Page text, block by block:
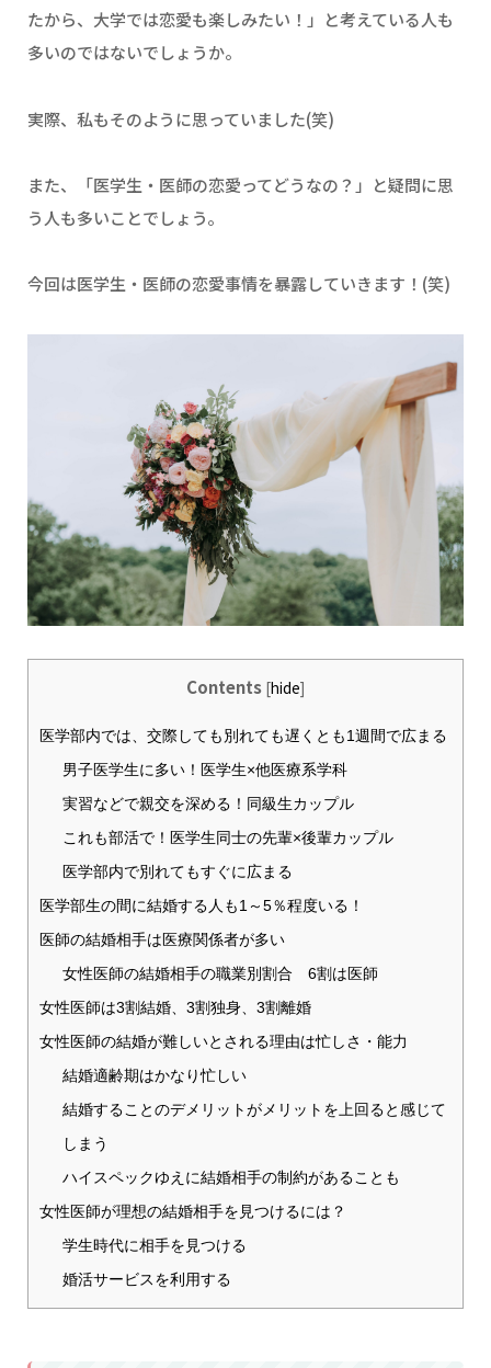
たから、大学では恋愛も楽しみたい！」と考えている人も
多いのではないでしょうか。
実際、私もそのように思っていました(笑)
また、「医学生・医師の恋愛ってどうなの？」と疑問に思
う人も多いことでしょう。
今回は医学生・医師の恋愛事情を暴露していきます！(笑)
Contents [hide]
医学部内では、交際しても別れても遅くとも1週間で広まる
男子医学生に多い！医学生×他医療系学科
実習などで親交を深める！同級生カップル
これも部活で！医学生同士の先輩×後輩カップル
医学部内で別れてもすぐに広まる
医学部生の間に結婚する人も1～5％程度いる！
医師の結婚相手は医療関係者が多い
女性医師の結婚相手の職業別割合 6割は医師
女性医師は3割結婚、3割独身、3割離婚
女性医師の結婚が難しいとされる理由は忙しさ・能力
結婚適齢期はかなり忙しい
結婚することのデメリットがメリットを上回ると感じて
しまう
ハイスペックゆえに結婚相手の制約があることも
女性医師が理想の結婚相手を見つけるには？
学生時代に相手を見つける
婚活サービスを利用する